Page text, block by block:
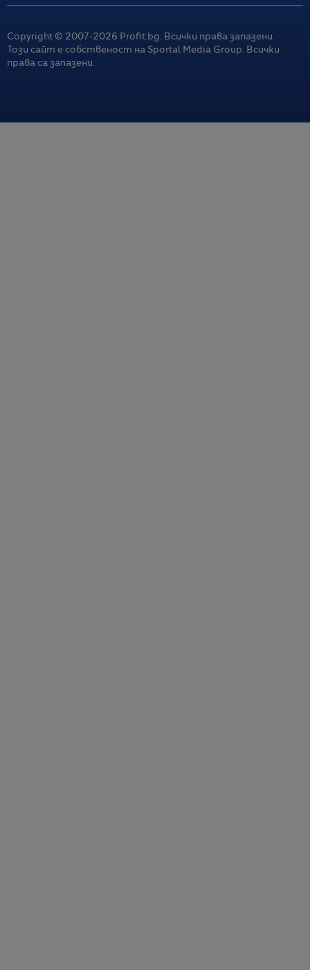
Copyright © 2007-2026 Profit.bg. Всички права запазени.
Този сайт е собственост на Sportal Media Group. Всички
права са запазени.